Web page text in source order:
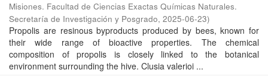
Misiones. Facultad de Ciencias Exactas Químicas Naturales.
Secretaría de Investigación y Posgrado, 2025-06-23)
Propolis are resinous byproducts produced by bees, known for
their wide range of bioactive properties. The chemical
composition of propolis is closely linked to the botanical
environment surrounding the hive. Clusia valerioi ...